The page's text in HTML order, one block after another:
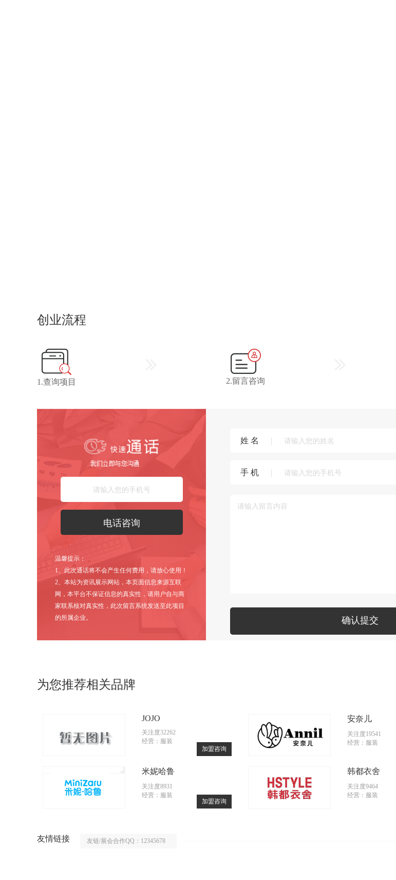
创业流程
1.查询项目 2.留言咨询
温馨提示：
1、此次通话将不会产生任何费用，请放心使用！
2、本站为资讯展示网站，本页面信息来源互联
网，本平台不保证信息的真实性，请用户自与商
家联系核对真实性，此次留言系统发送至此项目
的所属企业。
姓 名 |
手 机 |
为您推荐相关品牌
JOJO
关注度32262
经营：服装
加盟咨询
安奈儿
关注度19541
经营：服装
米妮哈鲁
关注度8931
经营：服装
加盟咨询
韩都衣舍
关注度9464
经营：服装
友情链接 友链/展会合作QQ：12345678